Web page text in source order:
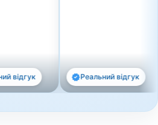
Реальний відгук